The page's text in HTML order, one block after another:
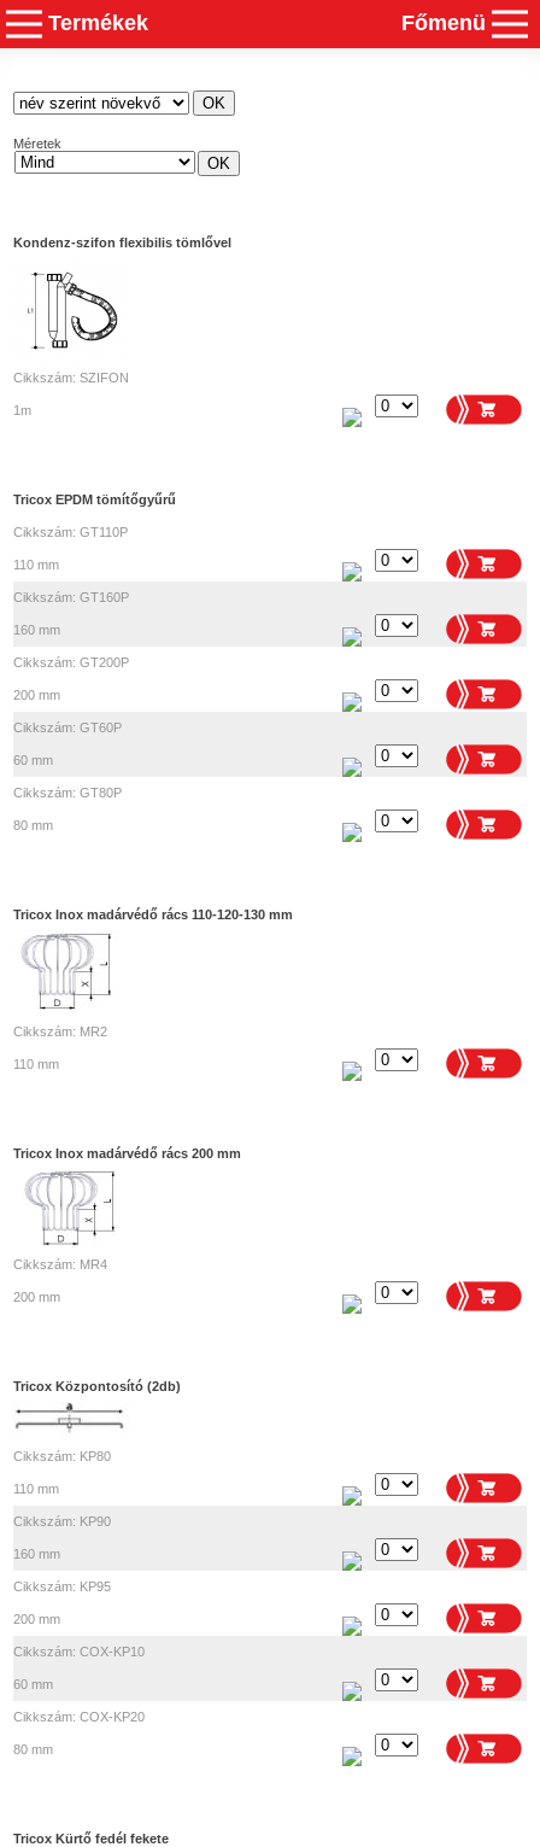
Termékek Főmenü
Méretek
Kondenz-szifon flexibilis tömlővel
Cikkszám: SZIFON
1m
Tricox EPDM tömítőgyűrű
Cikkszám: GT110P
110 mm
Cikkszám: GT160P
160 mm
Cikkszám: GT200P
200 mm
Cikkszám: GT60P
60 mm
Cikkszám: GT80P
80 mm
Tricox Inox madárvédő rács 110-120-130 mm
Cikkszám: MR2
110 mm
Tricox Inox madárvédő rács 200 mm
Cikkszám: MR4
200 mm
Tricox Központosító (2db)
Cikkszám: KP80
110 mm
Cikkszám: KP90
160 mm
Cikkszám: KP95
200 mm
Cikkszám: COX-KP10
60 mm
Cikkszám: COX-KP20
80 mm
Tricox Kürtő fedél fekete